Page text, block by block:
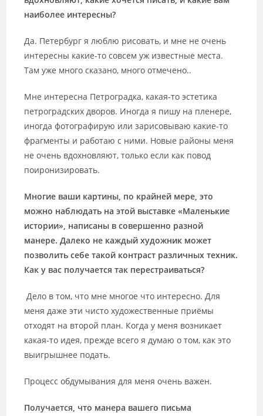
наиболее интересны?
Да. Петербург я люблю рисовать, и мне не очень
интересны какие-то совсем уж известные места.
Там уже много сказано, много отмечено..
Мне интересна Петроградка, какая-то эстетика
петроградских дворов. Иногда я пишу на пленере,
иногда фотографирую или зарисовываю какие-то
фрагменты и работаю с ними. Новые районы меня
не очень вдохновляют, только если как повод
поиронизировать.
Многие ваши картины, по крайней мере, это
можно наблюдать на этой выставке «Маленькие
истории», написаны в совершенно разной
манере. Далеко не каждый художник может
позволить себе такой контраст различных техник.
Как у вас получается так перестраиваться?
Дело в том, что мне многое что интересно. Для
меня даже эти чисто художественные приёмы
отходят на второй план. Когда у меня возникает
какая-то идея, прежде всего я думаю о том, как это
выигрышнее подать.
Процесс обдумывания для меня очень важен.
Получается, что манера вашего письма